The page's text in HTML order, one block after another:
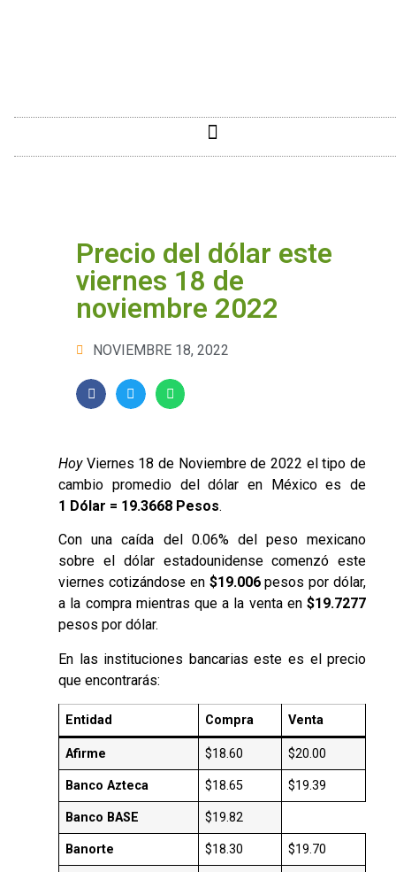
Precio del dólar este
viernes 18 de
noviembre 2022
NOVIEMBRE 18, 2022
HoyViernes 18 de Noviembre de 2022 el tipo de
cambio promedio del dólar en México es de
1 Dólar = 19.3668 Pesos.
Con una caída del 0.06% del peso mexicano
sobre el dólar estadounidense comenzó este
viernes cotizándose en $19.006pesos por dólar,
a la compra mientras que a la venta en$19.7277
pesos por dólar.
En las instituciones bancarias este es el precio
que encontrarás:
Entidad Compra Venta
Afirme $18.60 $20.00
Banco Azteca $18.65 $19.39
Banco BASE $19.82
Banorte $18.30 $19.70